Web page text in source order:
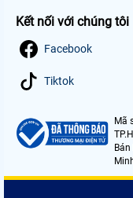
Kết nối với chúng tôi
Facebook
Tiktok
Mã